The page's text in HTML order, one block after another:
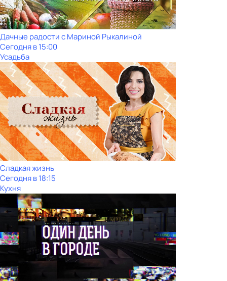
Дачные радости с Мариной Рыкалиной
Сегодня в 15:00
Усадьба
Сладкая жизнь
Сегодня в 18:15
Кухня